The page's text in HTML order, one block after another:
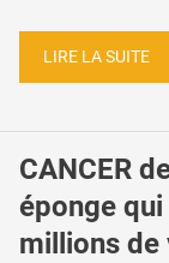
LIRE LA SUITE
CANCER
éponge
millions de